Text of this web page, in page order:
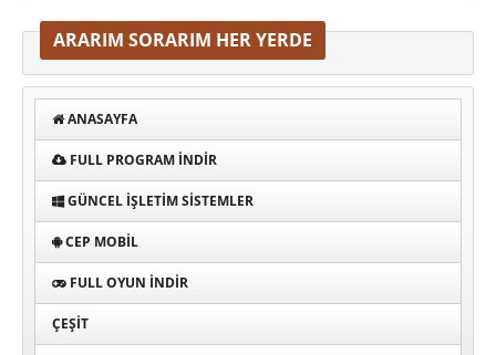
ARARIM SORARIM HER YERDE
ANASAYFA
FULL PROGRAM INDIR
GÜNCEL İŞLETIM SISTEMLER
CEP MOBIL
FULL OYUN İNDIR
ÇEŞIT